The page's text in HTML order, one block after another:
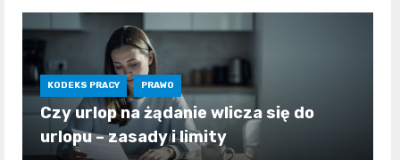
KODEKS PRACY PRAWO
Czy urlop na żądanie wlicza się do
urlopu – zasady i limity